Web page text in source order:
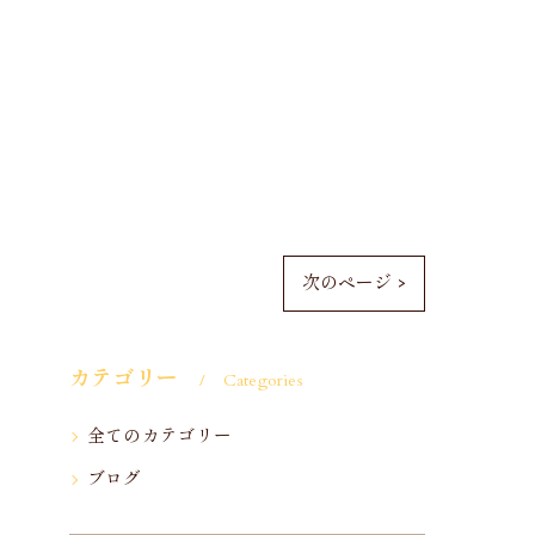
次のページ >
カテゴリー Categories
全てのカテゴリー
ブログ